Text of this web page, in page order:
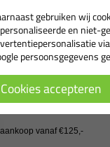
een review
hier je review over
gebruiken wij
en niet-
persoonsgegevens
Cookies accepteren
de actiecode ›
geen cadeau
vanaf €125,-